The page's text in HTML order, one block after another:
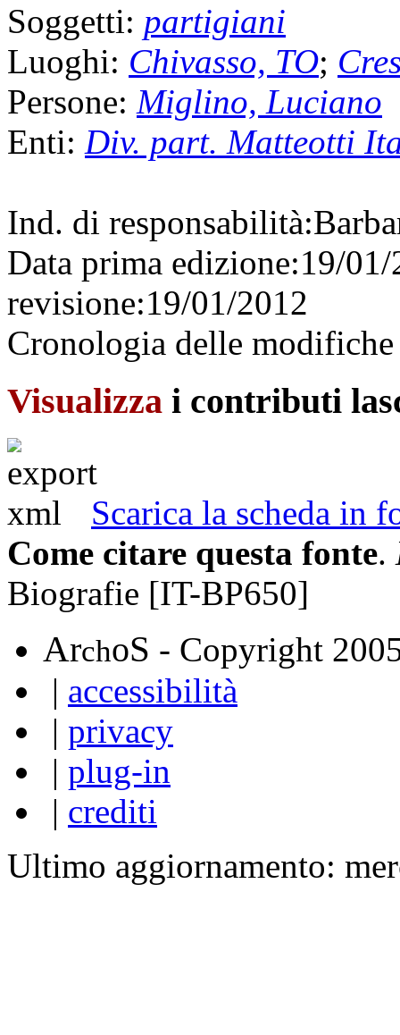
Soggetti: partigiani
Luoghi: Chivasso, TO;
Persone: Miglino, Luciano
Enti: Div. part. Matteotti
Ind. di responsabilità:
Data prima edizione:19/
revisione:19/01/2012
Cronologia delle
Visualizza i contributi
Scarica la scheda in
Come citare questa fonte.
Biografie [IT-BP650]
ArchoS - Copyright
| accessibilità
| privacy
| plug-in
| crediti
Ultimo aggiornamento: